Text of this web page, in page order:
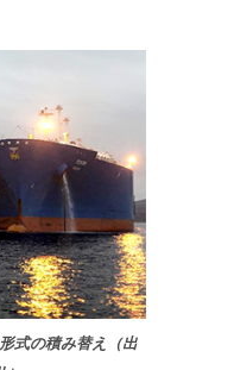
式の積み替え（出